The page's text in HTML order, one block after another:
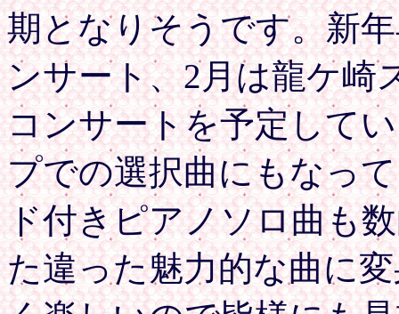
期となりそうです。新
ンサート、2月は龍ケ崎
コンサートを予定して
プでの選択曲にもなっ
ド付きピアノソロ曲も
た違った魅力的な曲に